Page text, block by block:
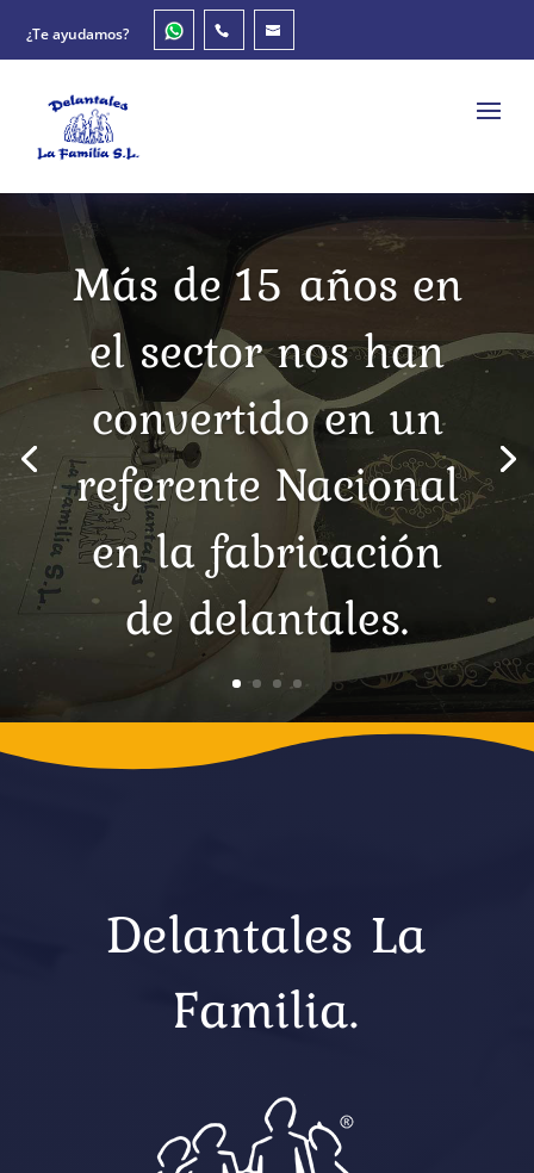
¿Te ayudamos?
Más de 15 años en
el sector nos han
convertido en un
referente Nacional
en la fabricación
de delantales.
Delantales La
Familia.